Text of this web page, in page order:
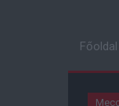
Főoldal